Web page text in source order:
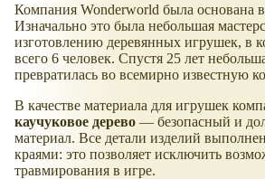
Компания Wonderworld была основана в
Изначально это была небольшая
изготовлению деревянных игрушек, в
всего 6 человек. Спустя 25 лет
превратилась во всемирно известную
В качестве материала для игрушек
каучуковое дерево — безопасный и
материал. Все детали изделий
краями: это позволяет исключить
травмирования в игре.